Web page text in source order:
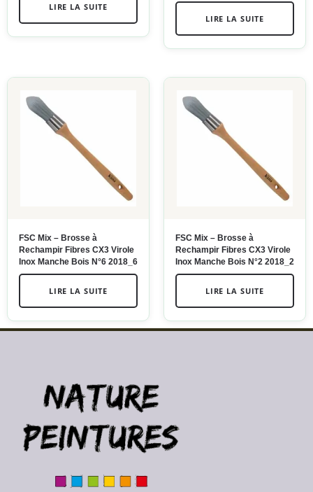
LIRE LA SUITE
LIRE LA SUITE
FSC Mix – Brosse à
Rechampir Fibres CX3 Virole
Inox Manche Bois N°6 2018_6
LIRE LA SUITE
FSC Mix – Brosse à
Rechampir Fibres CX3 Virole
Inox Manche Bois N°2 2018_2
LIRE LA SUITE